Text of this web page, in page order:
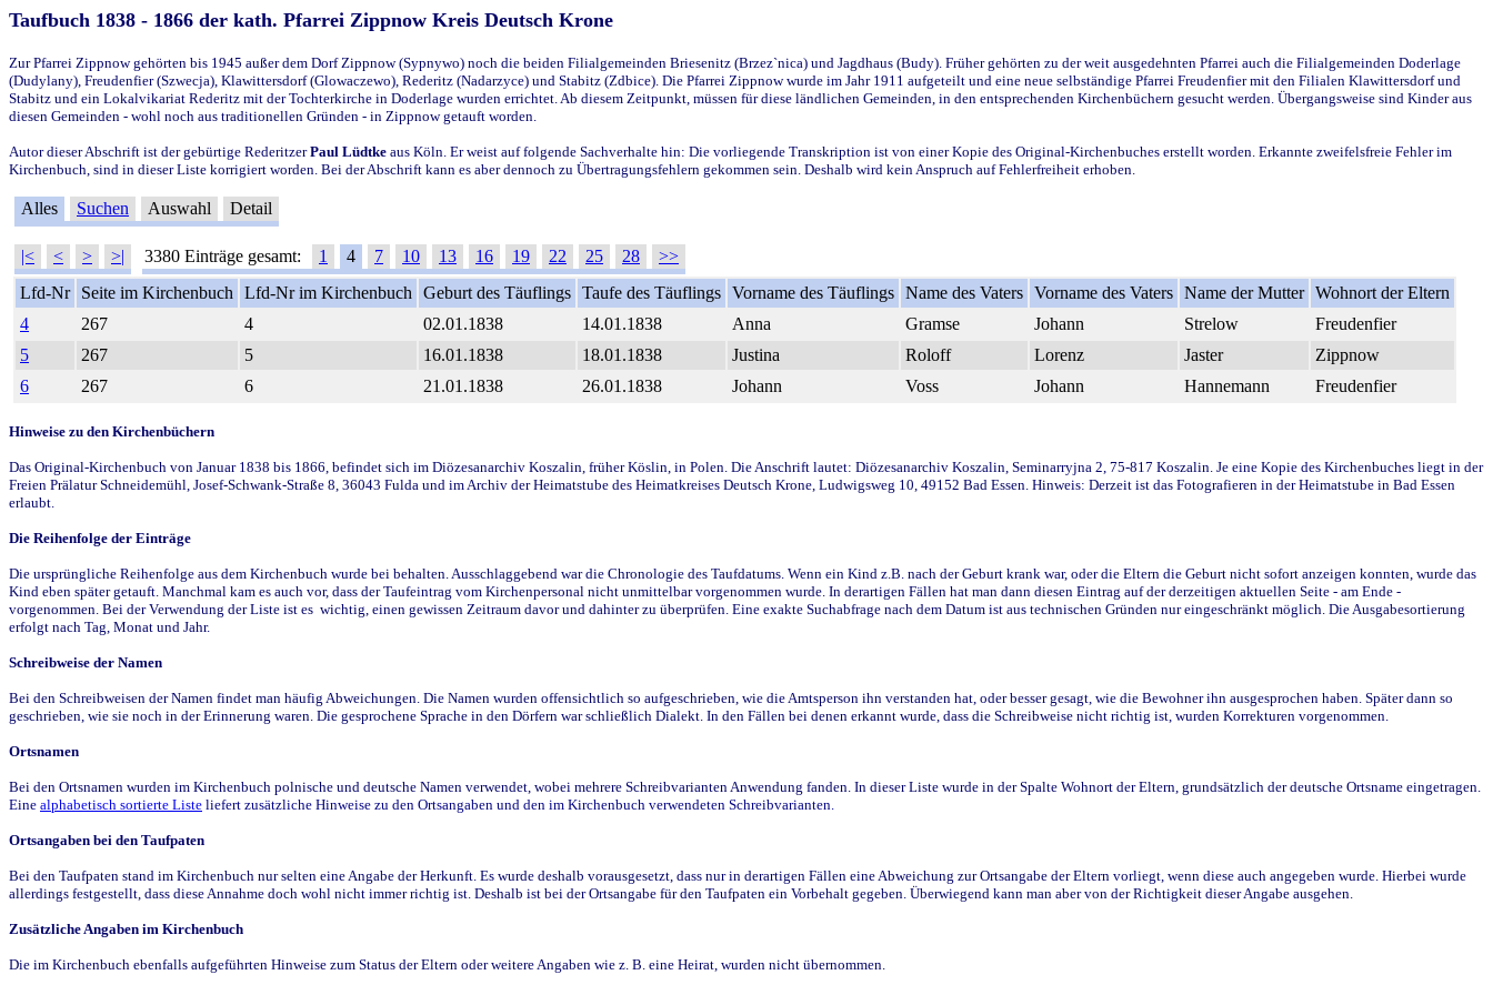
Taufbuch 1838 - 1866 der kath. Pfarrei Zippnow Kreis Deutsch Krone
Zur Pfarrei Zippnow gehörten bis 1945 außer dem Dorf Zippnow (Sypnywo) noch die beiden Filialgemeinden Briesenitz (Brzez`nica) und Jagdhaus (Budy). Früher gehörten zu der weit ausgedehnten Pfarrei auch die Filialgemeinden Doderlage
(Dudylany), Freudenfier (Szwecja), Klawittersdorf (Glowaczewo), Rederitz (Nadarzyce) und Stabitz (Zdbice). Die Pfarrei Zippnow wurde im Jahr 1911 aufgeteilt und eine neue selbständige Pfarrei Freudenfier mit den Filialen Klawittersdorf und
Stabitz und ein Lokalvikariat Rederitz mit der Tochterkirche in Doderlage wurden errichtet. Ab diesem Zeitpunkt, müssen für diese ländlichen Gemeinden, in den entsprechenden Kirchenbüchern gesucht werden. Übergangsweise sind Kinder aus
diesen Gemeinden - wohl noch aus traditionellen Gründen - in Zippnow getauft worden.
Autor dieser Abschrift ist der gebürtige RederitzerPaul Lüdtke aus Köln. Er weist auf folgende Sachverhalte hin: Die vorliegende Transkription ist von einer Kopie des Original-Kirchenbuches erstellt worden. Erkannte zweifelsfreie Fehler im
Kirchenbuch, sind in dieser Liste korrigiert worden. Bei der Abschrift kann es aber dennoch zu Übertragungsfehlern gekommen sein. Deshalb wird kein Anspruch auf Fehlerfreiheit erhoben.
Alles Suchen Auswahl Detail
|< < > >| 3380 Einträge gesamt: 1 4 7 10 13 16 19 22 25 28
>>
Lfd-Nr
Seite im Kirchenbuch Lfd-Nr im Kirchenbuch Geburt des Täuflings Taufe des Täuflings Vorname des Täuflings Name des Vaters Vorname des Vaters Name der Mutter Wohnort der Eltern
4
267 4 02.01.1838 14.01.1838 Anna Gramse Johann Strelow
Freudenfier
5
267 5 16.01.1838 18.01.1838 Justina Roloff Lorenz Jaster
Zippnow
6
267 6 21.01.1838 26.01.1838 Johann Voss Johann Hannemann Freudenfier
Hinweise zu den Kirchenbüchern
Das Original-Kirchenbuch von Januar 1838 bis 1866, befindet sich im Diözesanarchiv Koszalin, früher Köslin, in Polen. Die Anschrift lautet: Diözesanarchiv Koszalin, Seminarryjna 2, 75-817 Koszalin. Je eine Kopie des Kirchenbuches liegt in der
Freien Prälatur Schneidemühl, Josef-Schwank-Straße 8, 36043 Fulda und im Archiv der Heimatstube des Heimatkreises Deutsch Krone, Ludwigsweg 10, 49152 Bad Essen. Hinweis: Derzeit ist das Fotografieren in der Heimatstube in Bad Essen
erlaubt.
Die Reihenfolge der Einträge
Die ursprüngliche Reihenfolge aus dem Kirchenbuch wurde bei behalten. Ausschlaggebend war die Chronologie des Taufdatums. Wenn ein Kind z.B. nach der Geburt krank war, oder die Eltern die Geburt nicht sofort anzeigen konnten, wurde das
Kind eben später getauft. Manchmal kam es auch vor, dass der Taufeintrag vom Kirchenpersonal nicht unmittelbar vorgenommen wurde. In derartigen Fällen hat man dann diesen Eintrag auf der derzeitigen aktuellen Seite - am Ende -
vorgenommen. Bei der Verwendung der Liste ist es wichtig, einen gewissen Zeitraum davor und dahinter zu überprüfen. Eine exakte Suchabfrage nach dem Datum ist aus technischen Gründen nur eingeschränkt möglich. Die Ausgabesortierung
erfolgt nach Tag, Monat und Jahr.
Schreibweise der Namen
Bei den Schreibweisen der Namen findet man häufig Abweichungen. Die Namen wurden offensichtlich so aufgeschrieben, wie die Amtsperson ihn verstanden hat, oder besser gesagt, wie die Bewohner ihn ausgesprochen haben. Später dann so
geschrieben, wie sie noch in der Erinnerung waren. Die gesprochene Sprache in den Dörfern war schließlich Dialekt. In den Fällen bei denen erkannt wurde, dass die Schreibweise nicht richtig ist, wurden Korrekturen vorgenommen.
Ortsnamen
Bei den Ortsnamen wurden im Kirchenbuch polnische und deutsche Namen verwendet, wobei mehrere Schreibvarianten Anwendung fanden. In dieser Liste wurde in der Spalte Wohnort der Eltern, grundsätzlich der deutsche Ortsname eingetragen.
Eine alphabetisch sortierte Liste liefert zusätzliche Hinweise zu den Ortsangaben und den im Kirchenbuch verwendeten Schreibvarianten.
Ortsangaben bei den Taufpaten
Bei den Taufpaten stand im Kirchenbuch nur selten eine Angabe der Herkunft. Es wurde deshalb vorausgesetzt, dass nur in derartigen Fällen eine Abweichung zur Ortsangabe der Eltern vorliegt, wenn diese auch angegeben wurde. Hierbei wurde
allerdings festgestellt, dass diese Annahme doch wohl nicht immer richtig ist. Deshalb ist bei der Ortsangabe für den Taufpaten ein Vorbehalt gegeben. Überwiegend kann man aber von der Richtigkeit dieser Angabe ausgehen.
Zusätzliche Angaben im Kirchenbuch
Die im Kirchenbuch ebenfalls aufgeführten Hinweise zum Status der Eltern oder weitere Angaben wie z. B. eine Heirat, wurden nicht übernommen.